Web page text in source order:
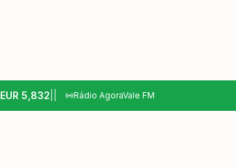
EUR 5,832 Rádio AgoraVale FM